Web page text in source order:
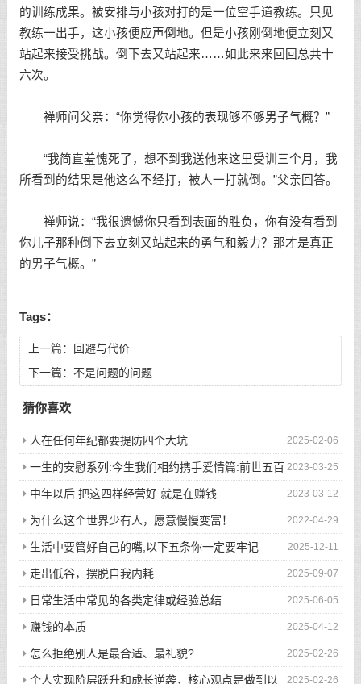
的训练成果。被安排与小孩对打的是一位空手道教练。只见
教练一出手，这小孩便应声倒地。但是小孩刚倒地便立刻又
站起来接受挑战。倒下去又站起来……如此来来回回总共十
六次。
禅师问父亲：“你觉得你小孩的表现够不够男子气概？”
“我简直羞愧死了，想不到我送他来这里受训三个月，我
所看到的结果是他这么不经打，被人一打就倒。”父亲回答。
禅师说：“我很遗憾你只看到表面的胜负，你有没有看到
你儿子那种倒下去立刻又站起来的勇气和毅力？那才是真正
的男子气概。”
Tags：
上一篇：
回避与代价
下一篇： 不是问题的问题
猜你喜欢
2025-02-06
人在任何年纪都要提防四个大坑
2023-03-25
一生的安慰系列:今生我们相约携手爱情篇:前世五百
次的回眸才换来今生的相遇
2023-03-12
中年以后 把这四样经营好 就是在赚钱
2022-04-29
为什么这个世界少有人，愿意慢慢变富！
2025-12-11
生活中要管好自己的嘴,以下五条你一定要牢记
2025-09-07
走出低谷，摆脱自我内耗
2025-06-05
日常生活中常见的各类定律或经验总结
2025-04-12
赚钱的本质
2025-02-26
怎么拒绝别人是最合适、最礼貌?
2025-02-26
个人实现阶层跃升和成长逆袭，核心观点是做到以